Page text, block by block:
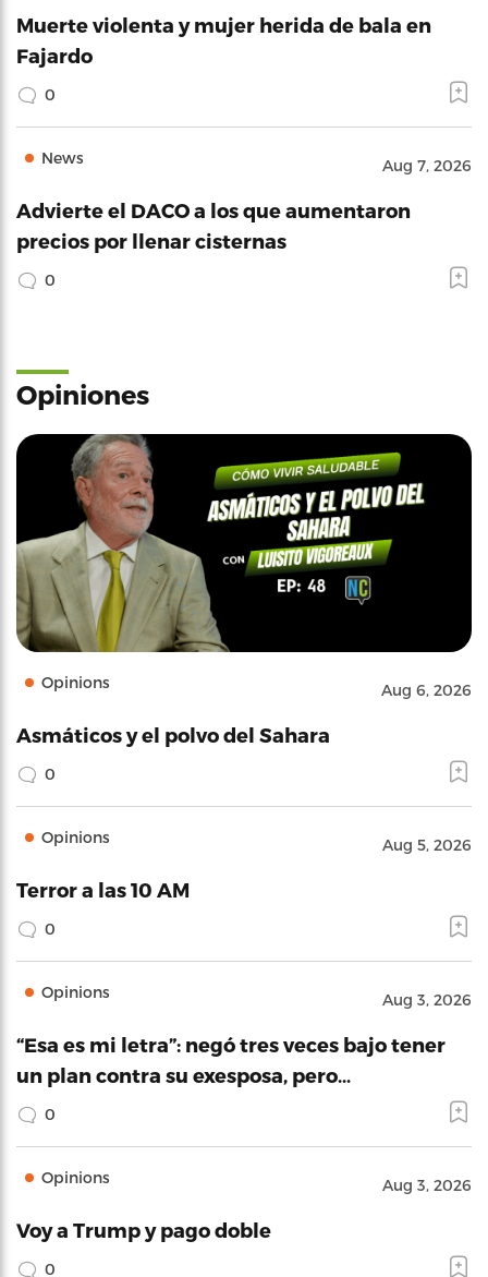
Muerte violenta y mujer herida de bala en
Fajardo
0
News Aug 7, 2026
Advierte el DACO a los que aumentaron
precios por llenar cisternas
0
Opiniones
Opinions Aug 6, 2026
Asmáticos y el polvo del Sahara
0
Opinions Aug 5, 2026
Terror a las 10 AM
0
Opinions Aug 3, 2026
“Esa es mi letra”: negó tres veces bajo tener
un plan contra su exesposa, pero…
0
Opinions Aug 3, 2026
Voy a Trump y pago doble
0